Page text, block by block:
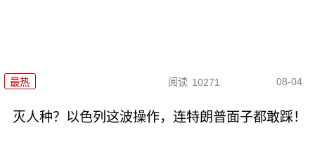
最热 阅读 10271 08-04
灭人种？以色列这波操作，连特朗普面子都敢踩！